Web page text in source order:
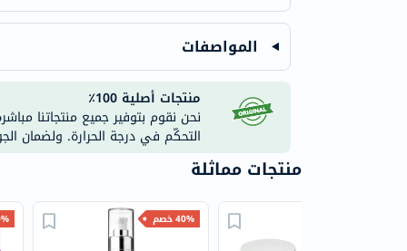
المواصفات
منتجات أصلية 100٪
نحن نقوم بتوفير جميع منتجاتنا
التحكّم في درجة الحرارة. ولضمان
منتجات مماثلة
40% خصم